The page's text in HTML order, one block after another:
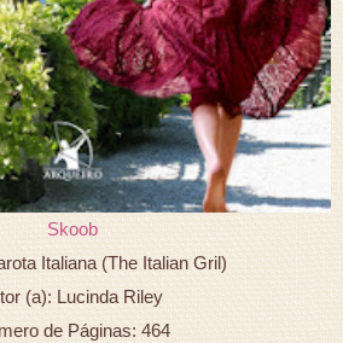
Skoob
Italiana (The Italian Gril)
(a): Lucinda Riley
de Páginas: 464